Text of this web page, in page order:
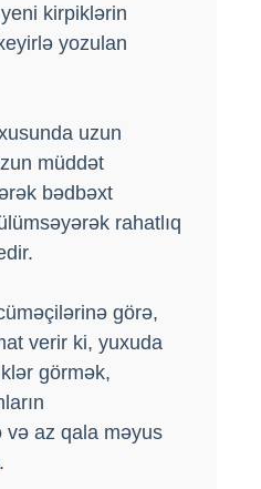
yeni kirpiklərin
yozulan
uzun
müddət
bədbəxt
rahatlıq
görə,
verir ki, yuxuda
görmək,
və az qala məyus